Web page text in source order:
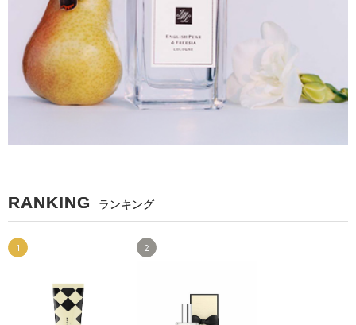
RANKING ランキング
1 2